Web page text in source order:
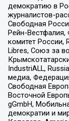
демократию в
журналистов-
Свободная
Рейн-
комитет России,
Libres, Союз за
IndustriALL,
медиа,
Свободная
Восточной
gGmbH,
демократии и